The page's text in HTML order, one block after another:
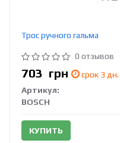
Трос ручного гальма
0 отзывов
703 грн
срок 3 дн.
Артикул:
BOSCH
КУПИТЬ